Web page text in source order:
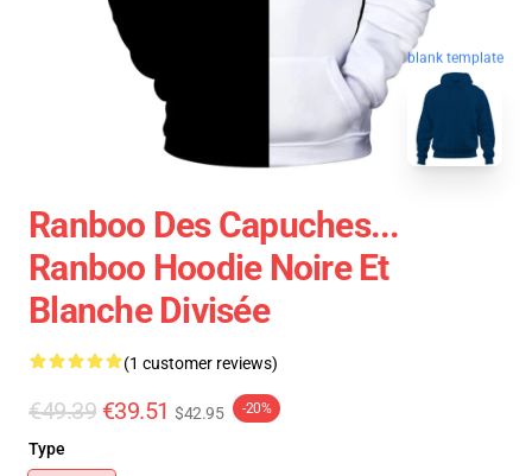
blank template
Ranboo Des Capuches...
Ranboo Hoodie Noire Et
Blanche Divisée
(1 customer reviews)
€49.39 €39.51 $42.95 -20%
Type